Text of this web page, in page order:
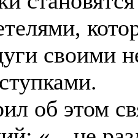
своими
об этом